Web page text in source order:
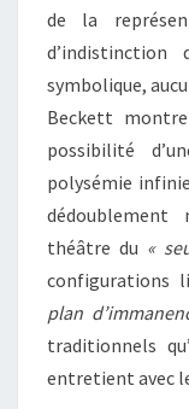
de la
d’indistinction
symbolique,
Beckett
possibilité
polysémie
théâtre du «
configurations
plan
traditionnels
entretient avec